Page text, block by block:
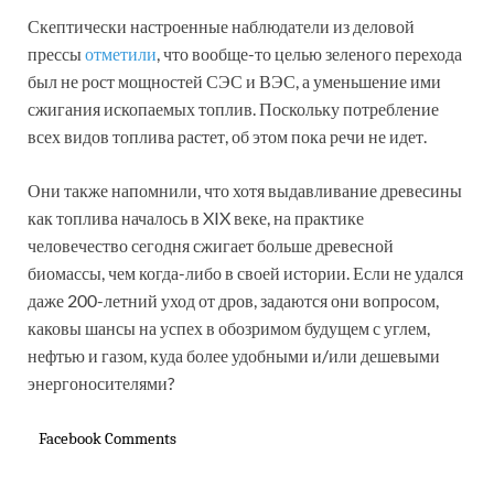
Скептически настроенные наблюдатели из деловой
прессыотметили , что вообще-то целью зеленого перехода
был не рост мощностей СЭС и ВЭС, а уменьшение ими
сжигания ископаемых топлив. Поскольку потребление
всех видов топлива растет, об этом пока речи не идет.
Они также напомнили, что хотя выдавливание древесины
как топлива началось в XIX веке, на практике
человечество сегодня сжигает больше древесной
биомассы, чем когда-либо в своей истории. Если не удался
даже 200-летний уход от дров, задаются они вопросом,
каковы шансы на успех в обозримом будущем с углем,
нефтью и газом, куда более удобными и/или дешевыми
энергоносителями?
Facebook Comments